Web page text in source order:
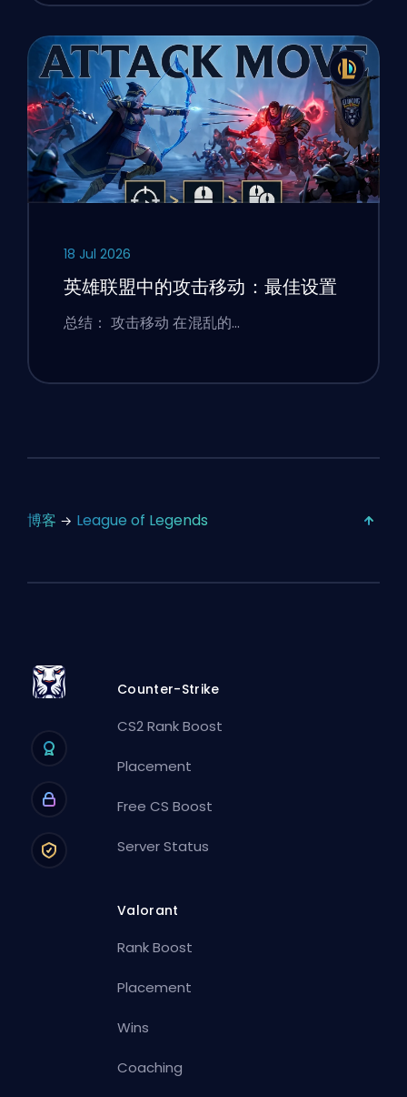
18 Jul 2026
英雄联盟中的攻击移动：最佳设置
总结： 攻击移动 在混乱的…
博客 League of Legends
Counter-Strike
CS2 Rank Boost
Placement
Free CS Boost
Server Status
Valorant
Rank Boost
Placement
Wins
Coaching